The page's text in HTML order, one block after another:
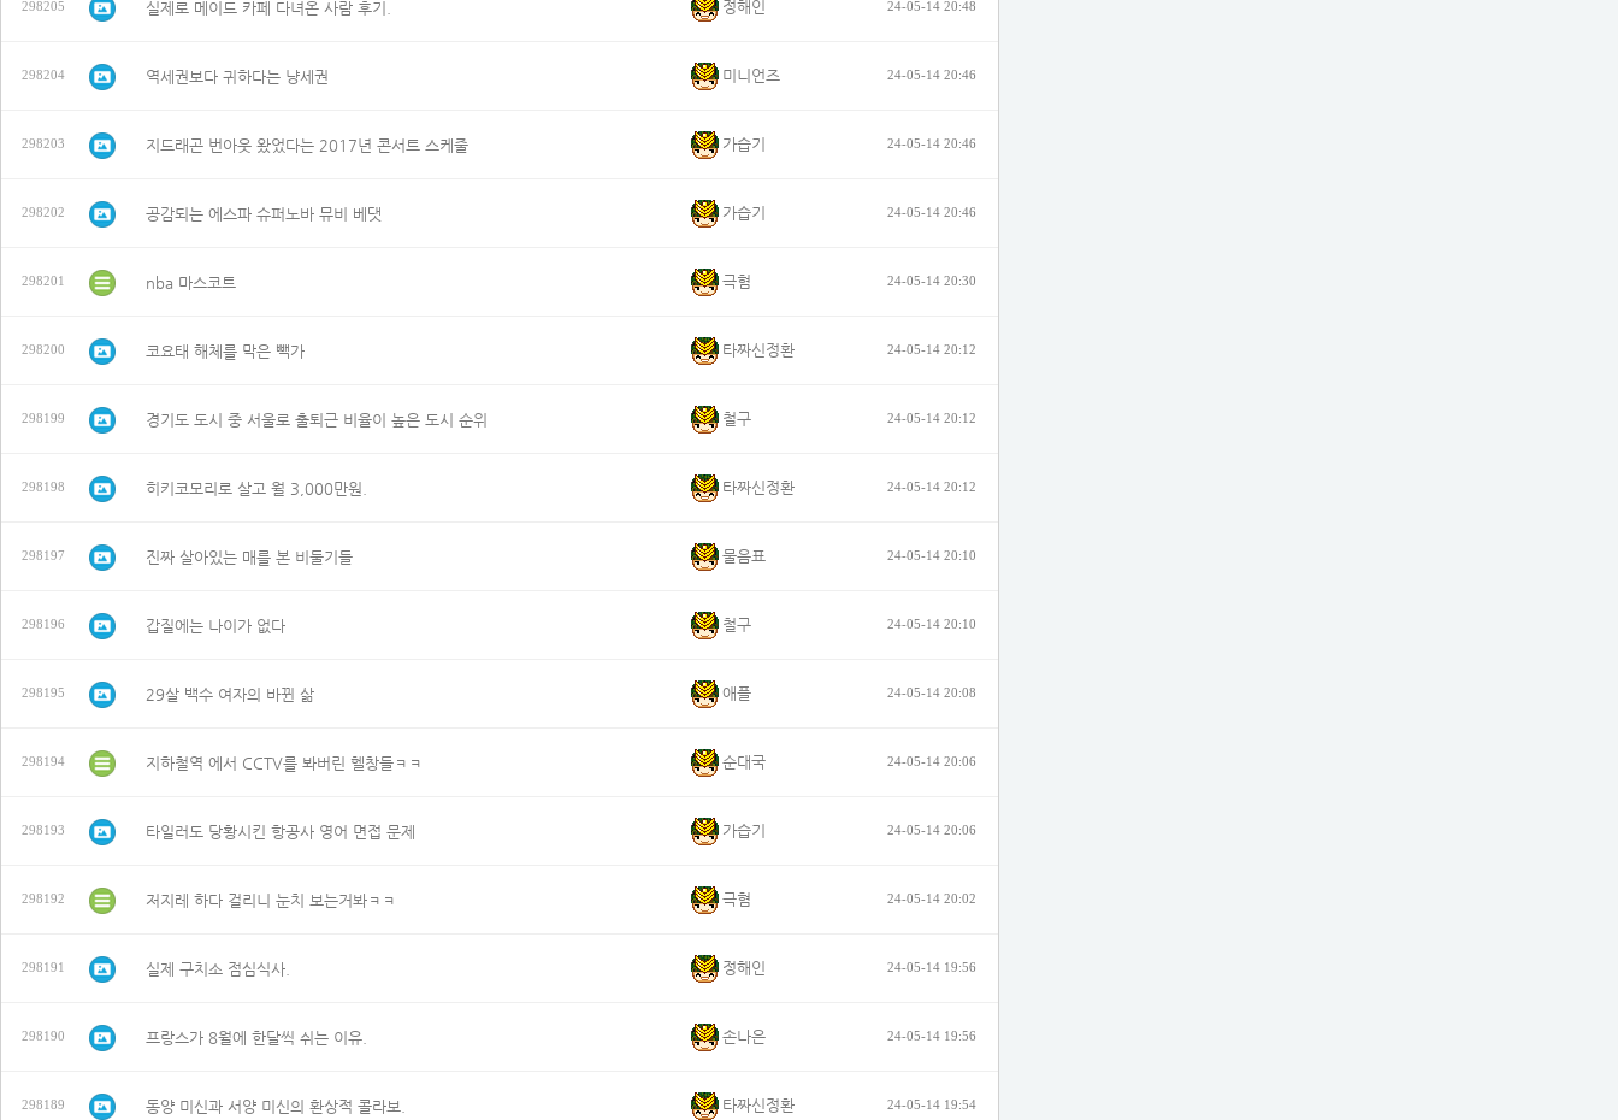
298205 실제로 메이드 카페 다녀온 사람 후기. 정해인 24-05-14 20:48
298204 역세권보다 귀하다는 냥세권 미니언즈 24-05-14 20:46
298203 지드래곤 번아웃 왔었다는 2017년 콘서트 스케줄 가습기 24-05-14 20:46
298202 공감되는 에스파 슈퍼노바 뮤비 베댓 가습기 24-05-14 20:46
298201 nba 마스코트 극혐 24-05-14 20:30
298200 코요태 해체를 막은 빽가 타짜신정환 24-05-14 20:12
298199 경기도 도시 중 서울로 출퇴근 비율이 높은 도시 순위 철구 24-05-14 20:12
298198 히키코모리로 살고 월 3,000만원. 타짜신정환 24-05-14 20:12
298197 진짜 살아있는 매를 본 비둘기들 물음표 24-05-14 20:10
298196 갑질에는 나이가 없다 철구 24-05-14 20:10
298195 29살 백수 여자의 바뀐 삶 애플 24-05-14 20:08
298194 지하철역 에서 CCTV를 봐버린 헬창들ㅋㅋ 순대국 24-05-14 20:06
298193 타일러도 당황시킨 항공사 영어 면접 문제 가습기 24-05-14 20:06
298192 저지레 하다 걸리니 눈치 보는거봐ㅋㅋ 극혐 24-05-14 20:02
298191 실제 구치소 점심식사. 정해인 24-05-14 19:56
298190 프랑스가 8월에 한달씩 쉬는 이유. 손나은 24-05-14 19:56
298189 동양 미신과 서양 미신의 환상적 콜라보. 타짜신정환 24-05-14 19:54